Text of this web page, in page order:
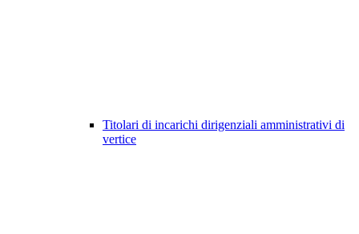
Titolari di incarichi dirigenziali amministrativi di
vertice